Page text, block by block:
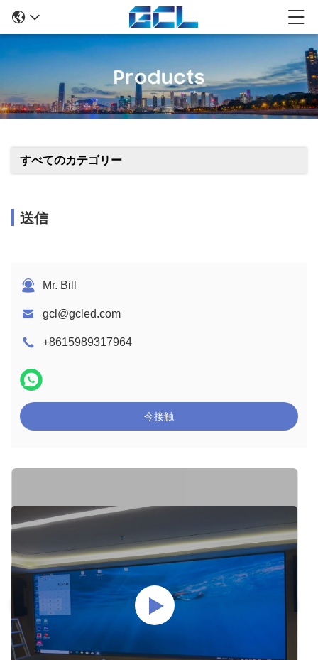
すべてのカテゴリー
送信
Mr. Bill
gcl@gcled.com
+8615989317964
今接触